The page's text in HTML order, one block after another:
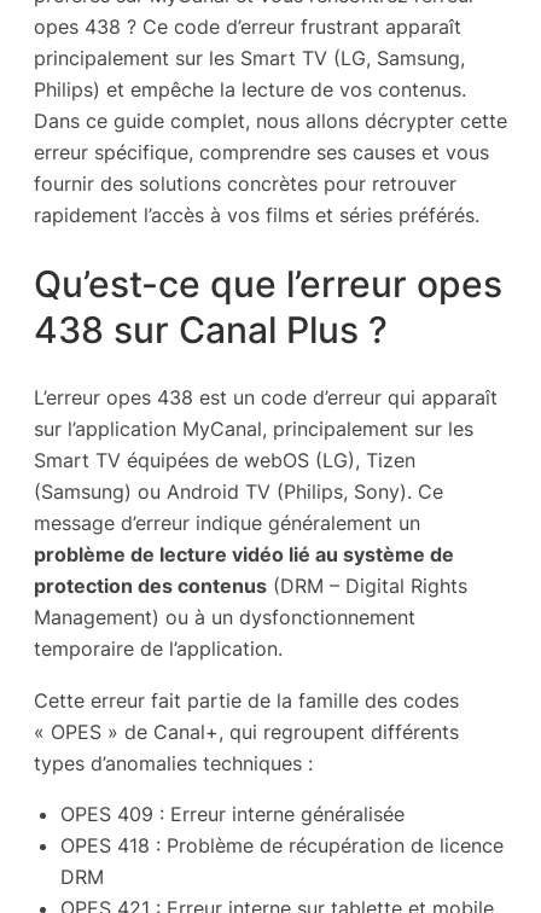
opes 438 ? Ce code d’erreur frustrant apparaît
principalement sur les Smart TV (LG, Samsung,
Philips) et empêche la lecture de vos contenus.
Dans ce guide complet, nous allons décrypter cette
erreur spécifique, comprendre ses causes et vous
fournir des solutions concrètes pour retrouver
rapidement l’accès à vos films et séries préférés.
Qu’est-ce que l’erreur opes
438 sur Canal Plus ?
L’erreur opes 438 est un code d’erreur qui apparaît
sur l’application MyCanal, principalement sur les
Smart TV équipées de webOS (LG), Tizen
(Samsung) ou Android TV (Philips, Sony). Ce
message d’erreur indique généralement un
problème de lecture vidéo lié au système de
protection des contenus (DRM – Digital Rights
Management) ou à un dysfonctionnement
temporaire de l’application.
Cette erreur fait partie de la famille des codes
« OPES » de Canal+, qui regroupent différents
types d’anomalies techniques :
OPES 409 : Erreur interne généralisée
OPES 418 : Problème de récupération de licence
DRM